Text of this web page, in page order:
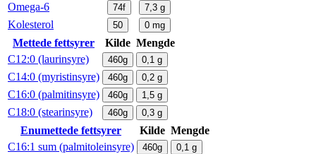
Omega-6 74f 7,3 g
Kolesterol 50 0 mg
Mettede fettsyrer Kilde Mengde
C12:0 (laurinsyre)
460g 0,1 g
C14:0 (myristinsyre) 460g 0,2 g
C16:0 (palmitinsyre) 460g 1,5 g
C18:0 (stearinsyre) 460g 0,3 g
Enumettede fettsyrer Kilde Mengde
C16:1 sum (palmitoleinsyre)
460g 0,1 g